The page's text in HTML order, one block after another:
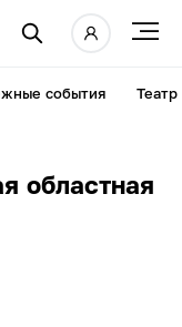
события Театр
областная